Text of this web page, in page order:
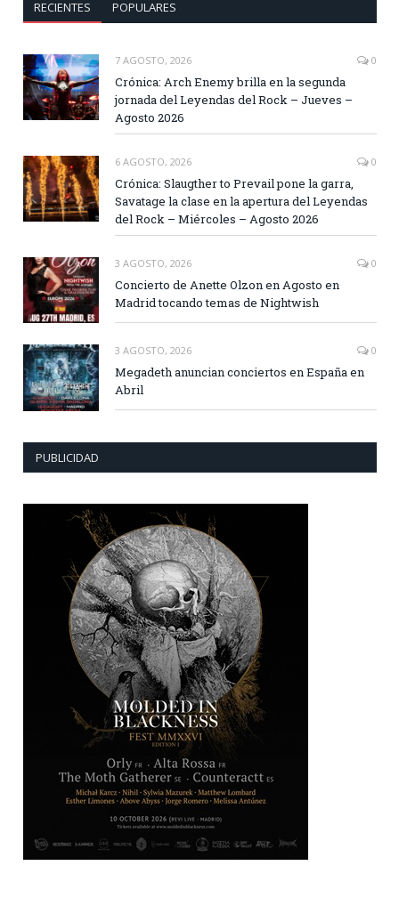
RECIENTES POPULARES
7 AGOSTO, 2026 0
Crónica: Arch Enemy brilla en la segunda
jornada del Leyendas del Rock – Jueves –
Agosto 2026
6 AGOSTO, 2026 0
Crónica: Slaugther to Prevail pone la garra,
Savatage la clase en la apertura del Leyendas
del Rock – Miércoles – Agosto 2026
3 AGOSTO, 2026 0
Concierto de Anette Olzon en Agosto en
Madrid tocando temas de Nightwish
3 AGOSTO, 2026 0
Megadeth anuncian conciertos en España en
Abril
PUBLICIDAD